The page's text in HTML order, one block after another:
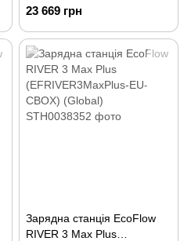
23 669 грн
Зарядна станція EcoFlow
RIVER 3 Max Plus